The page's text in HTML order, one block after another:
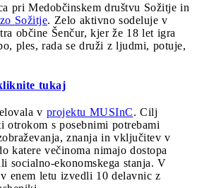
pri Medobčinskem društvu Sožitje in
Sožitje. Zelo aktivno sodeluje v
občine Šenčur, kjer že 18 let igra
ples, rada se druži z ljudmi, potuje,
tukaj
v projektu MUSInC. Cilj
otrokom s posebnimi potrebami
znanja in vključitev v
katere večinoma nimajo dostopa
socialno-ekonomskega stanja. V
enem letu izvedli 10 delavnic z